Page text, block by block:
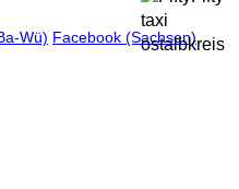
Wü) Facebook (Sachsen)